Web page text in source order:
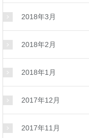
2018年3月
2018年2月
2018年1月
2017年12月
2017年11月